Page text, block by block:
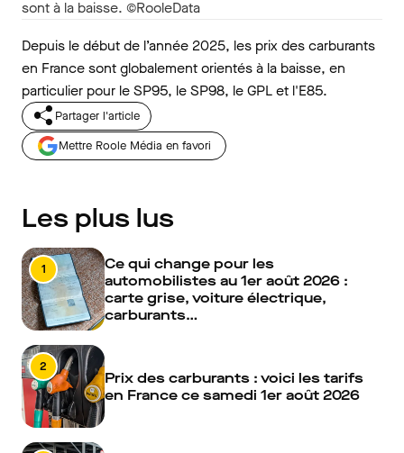
sont à la baisse. ©RooleData
Depuis le début de l’année 2025, les prix des carburants
en France sont globalement orientés à la baisse, en
particulier pour le SP95, le SP98, le GPL et l'E85.
Partager l'article
Mettre Roole Média en favori
Les plus lus
1
Ce qui change pour les
automobilistes au 1er août 2026 :
carte grise, voiture électrique,
carburants…
2
Prix des carburants : voici les tarifs
en France ce samedi 1er août 2026